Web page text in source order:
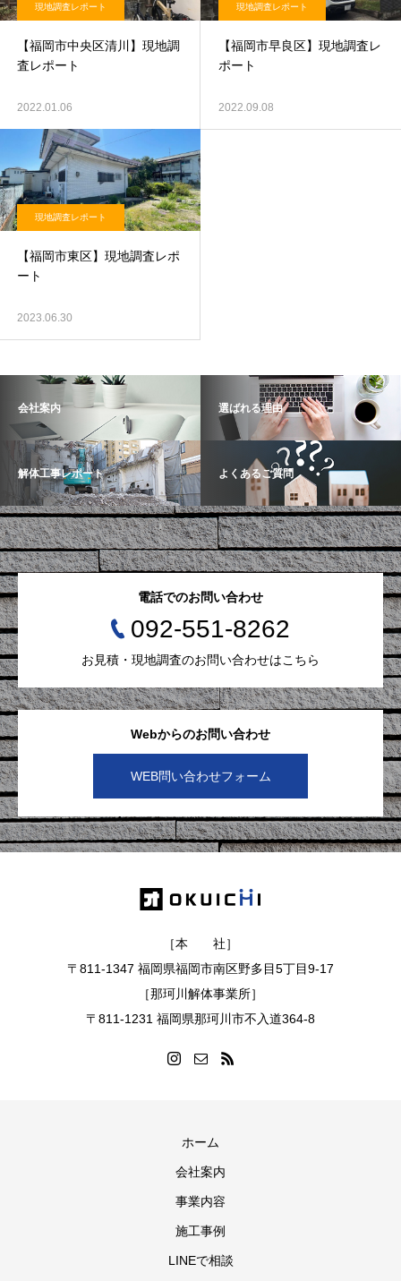
現地調査レポート
【福岡市中央区清川】現地調
査レポート
2022.01.06
現地調査レポート
【福岡市早良区】現地調査レ
ポート
2022.09.08
現地調査レポート
【福岡市東区】現地調査レポ
ート
2023.06.30
会社案内 選ばれる理由
解体工事レポート よくあるご質問
Webからのお問い合わせ
WEB問い合わせフォーム
電話でのお問い合わせ
092-551-8262
お見積・現地調査のお問い合わせはこちら
［本 社］
〒811-1347 福岡県福岡市南区野多目5丁目9-17
［那珂川解体事業所］
〒811-1231 福岡県那珂川市不入道364-8
ホーム
会社案内
事業内容
施工事例
LINEで相談